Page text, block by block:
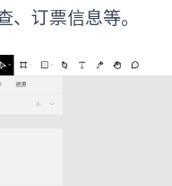
、订票信息等。